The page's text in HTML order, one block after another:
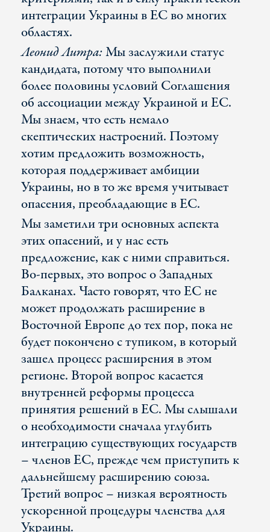
интеграции Украины в ЕС во многих
областях.
Леонид Литра:Мы заслужили статус
кандидата, потому что выполнили
более половины условий Соглашения
об ассоциации между Украиной и ЕС.
Мы знаем, что есть немало
скептических настроений. Поэтому
хотим предложить возможность,
которая поддерживает амбиции
Украины, но в то же время учитывает
опасения, преобладающие в ЕС.
Мы заметили три основных аспекта
этих опасений, и у нас есть
предложение, как с ними справиться.
Во-первых, это вопрос о Западных
Балканах. Часто говорят, что ЕС не
может продолжать расширение в
Восточной Европе до тех пор, пока не
будет покончено с тупиком, в который
зашел процесс расширения в этом
регионе. Второй вопрос касается
внутренней реформы процесса
принятия решений в ЕС. Мы слышали
о необходимости сначала углубить
интеграцию существующих государств
– членов ЕС, прежде чем приступить к
дальнейшему расширению союза.
Третий вопрос – низкая вероятность
ускоренной процедуры членства для
Украины.